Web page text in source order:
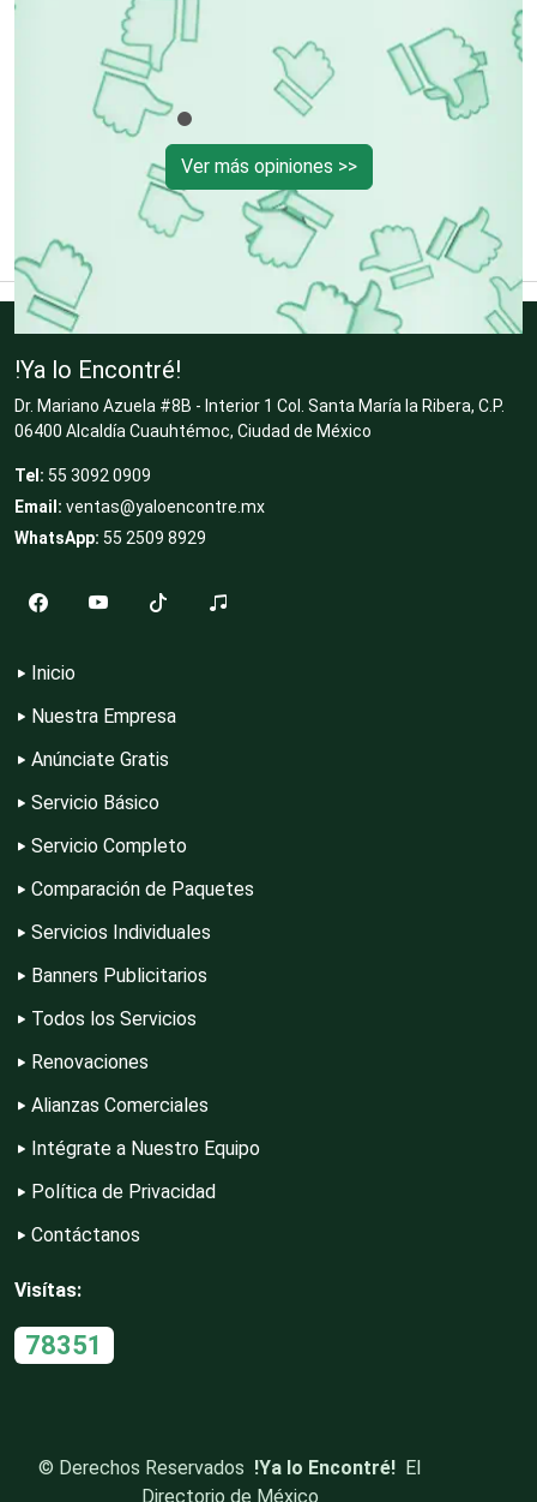
Cromadoras
Decoración de Interiores
Deportes
Depósitos Dentales
Dermatólogos
Desarrollo de Software
Desperdicios Industriales
Dulcerías
Edecanes
Editores
Electricidad y Plomería
Electrodomésticos
Ver más opiniones >>
!Ya lo Encontré!
Dr. Mariano Azuela #8B - Interior 1 Col. Santa María la Ribera, C.P.
06400 Alcaldía Cuauhtémoc, Ciudad de México
Tel: 55 3092 0909
Email: ventas@yaloencontre.mx
WhatsApp: 55 2509 8929
Inicio
Nuestra Empresa
Anúnciate Gratis
Servicio Básico
Servicio Completo
Comparación de Paquetes
Servicios Individuales
Banners Publicitarios
Todos los Servicios
Renovaciones
Alianzas Comerciales
Intégrate a Nuestro Equipo
Política de Privacidad
Contáctanos
Visítas:
78351
© Derechos Reservados !Ya lo Encontré! El
Directorio de México